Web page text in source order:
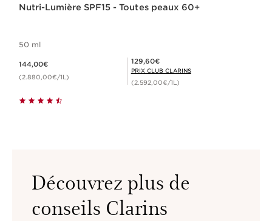
Nutri-Lumière SPF15 - Toutes peaux 60+
50 ml
144,00€
(2.880,00€/1L)
Prix Club Clarins 129,60€
129,60€
PRIX CLUB CLARINS
(2.592,00€/1L)
Découvrez plus de
conseils Clarins